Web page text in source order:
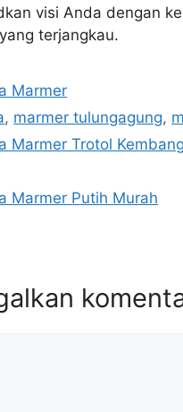
visi Anda dengan
terjangkau.
Marmer
, marmer tulungagung,
Marmer Trotol
Marmer Putih Murah